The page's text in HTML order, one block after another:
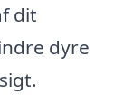
dit
dyre